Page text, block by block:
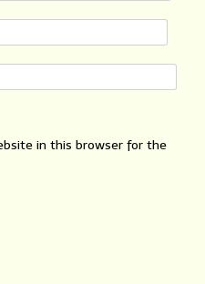
in this browser for the